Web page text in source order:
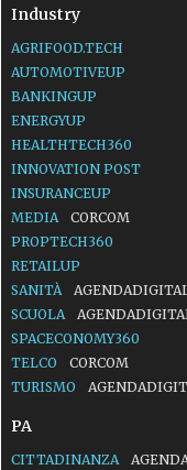
Industry
AGRIFOOD.TECH
AUTOMOTIVEUP
BANKINGUP
ENERGYUP
HEALTHTECH360
INNOVATION POST
INSURANCEUP
MEDIA
CORCOM
PROPTECH360
RETAILUP
SANITÀ
SCUOLA
SPACECONOMY360
TELCO
CORCOM
TURISMO
PA
CITTADINANZA